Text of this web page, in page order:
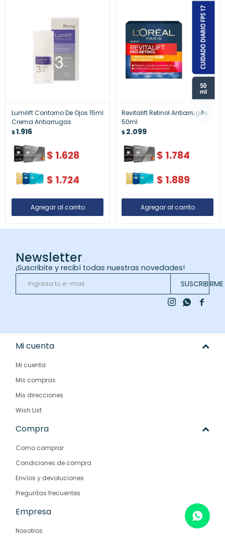
Lumilift Contorno De Ojos 15ml
Crema Antiarrugas
$1.916
$ 1.628
$ 1.724
Revitalift Retinol Antiarrugas
50ml
$2.099
$ 1.784
$ 1.889
Newsletter
¡Suscribite y recibí todas nuestras novedades!
SUSCRIBIRME

 
Mi cuenta
Mi cuenta
Mis compras
Mis direcciones
Wish List
Compra
Como comprar
Condiciones de compra
Envíos y devoluciones
Preguntas frecuentes
Empresa
Nosotros